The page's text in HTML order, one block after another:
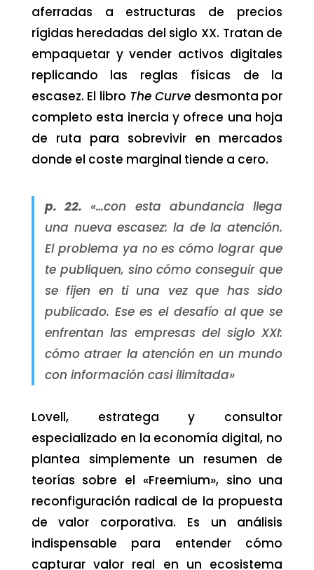
aferradas a estructuras de precios
rígidas heredadas del siglo XX. Tratan de
empaquetar y vender activos digitales
replicando las reglas físicas de la
escasez. El libro The Curve desmonta por
completo esta inercia y ofrece una hoja
de ruta para sobrevivir en mercados
donde el coste marginal tiende a cero.
p. 22. «…con esta abundancia llega
una nueva escasez: la de la atención.
El problema ya no es cómo lograr que
te publiquen, sino cómo conseguir que
se fijen en ti una vez que has sido
publicado. Ese es el desafío al que se
enfrentan las empresas del siglo XXI:
cómo atraer la atención en un mundo
con información casi ilimitada»
Lovell, estratega y consultor
especializado en la economía digital, no
plantea simplemente un resumen de
teorías sobre el «Freemium», sino una
reconfiguración radical de la propuesta
de valor corporativa. Es un análisis
indispensable para entender cómo
capturar valor real en un ecosistema